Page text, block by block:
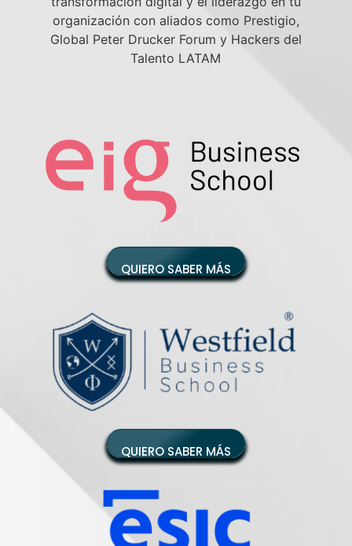
QUIERO SABER MÁS
QUIERO SABER MÁS